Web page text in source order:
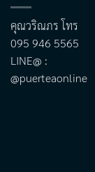
คุณวริณภร โทร
095 946 5565
LINE@ :
@puerteaonline